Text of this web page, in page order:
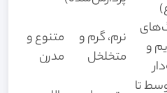
و
نرم، گرم و
متخلخل
متنوع و
مدرن
تا